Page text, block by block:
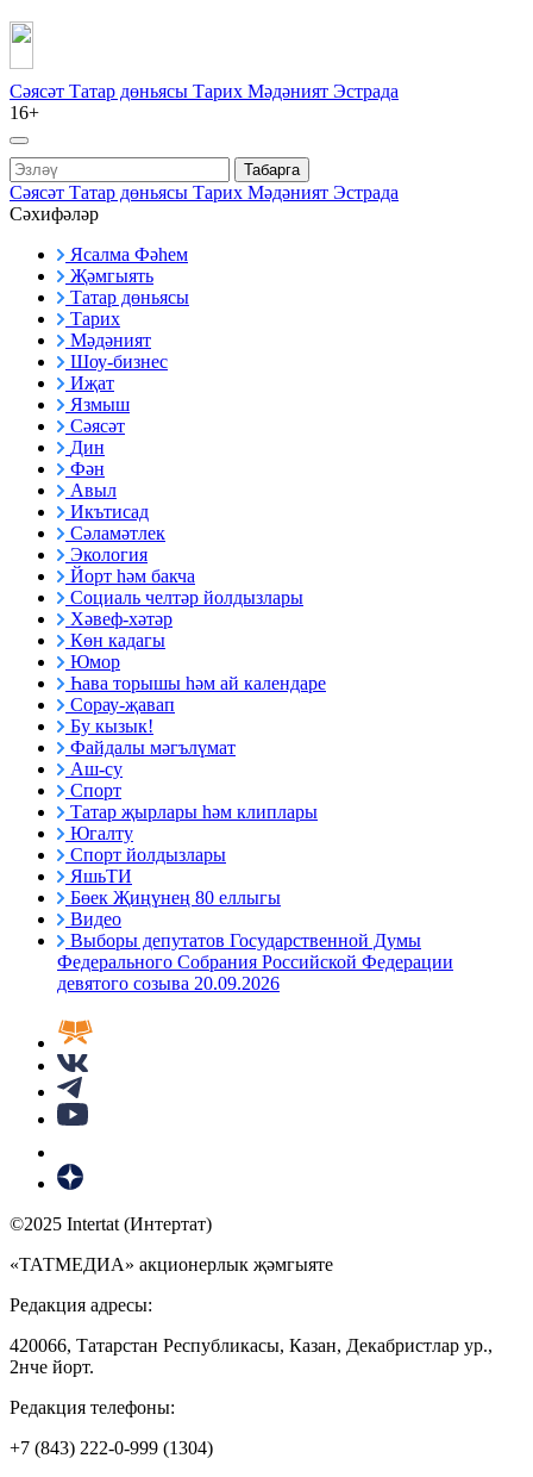
Сәясәт Татар дөньясы Тарих Мәдәният Эстрада
16+
Табарга
Сәясәт Татар дөньясы Тарих Мәдәният Эстрада
Сәхифәләр
Ясалма Фәһем
Җәмгыять
Татар дөньясы
Тарих
Мәдәният
Шоу-бизнес
Иҗат
Язмыш
Сәясәт
Дин
Фән
Авыл
Икътисад
Сәламәтлек
Экология
Йорт һәм бакча
Социаль челтәр йолдызлары
Хәвеф-хәтәр
Көн кадагы
Юмор
Һава торышы һәм ай календаре
Сорау-җавап
Бу кызык!
Файдалы мәгълүмат
Аш-су
Спорт
Татар җырлары һәм клиплары
Югалту
Спорт йолдызлары
ЯшьТИ
Бөек Җиңүнең 80 еллыгы
Видео
Выборы депутатов Государственной Думы
Федерального Собрания Российской Федерации
девятого созыва 20.09.2026
©2025 Intertat (Интертат)
«ТАТМЕДИА» акционерлык җәмгыяте
Редакция адресы:
420066, Татарстан Республикасы, Казан, Декабристлар ур.,
2нче йорт.
Редакция телефоны:
+7 (843) 222-0-999 (1304)